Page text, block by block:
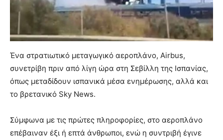
Ένα στρατιωτικό μεταγωγικό αεροπλάνο, Airbus,
συνετρίβη πριν από λίγη ώρα στη Σεβίλλη της Ισπανίας,
όπως μεταδίδουν ισπανικά μέσα ενημέρωσης, αλλά και
το βρετανικό Sky News.
Σύμφωνα με τις πρώτες πληροφορίες, στο αεροπλάνο
επέβαιναν έξι ή επτά άνθρωποι, ενώ η συντριβή έγινε